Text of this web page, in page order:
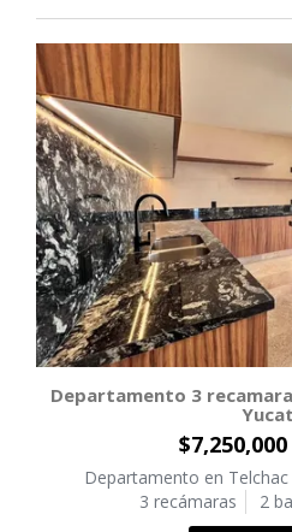
Departamento 3
Departamento en
3 recámaras
2